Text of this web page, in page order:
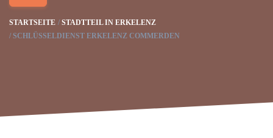
STARTSEITE
STADTTEIL IN ERKELENZ
SCHLÜSSELDIENST ERKELENZ COMMERDEN